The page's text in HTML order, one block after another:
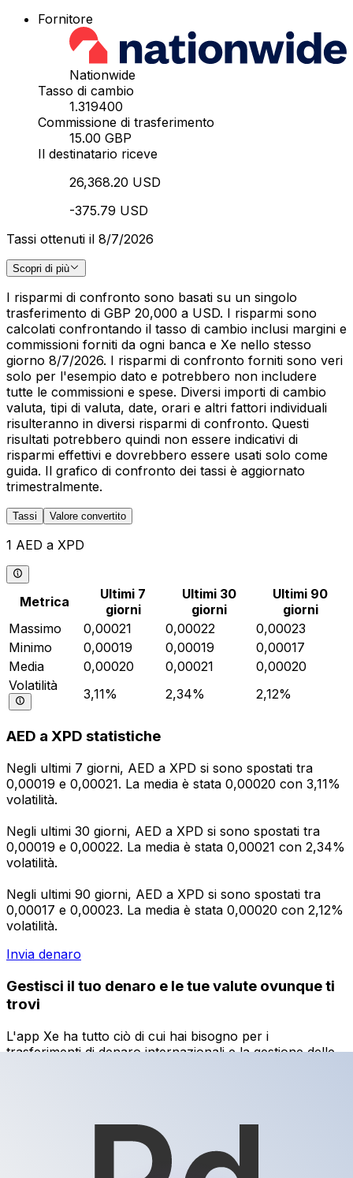
Fornitore
Nationwide
Tasso di cambio
1.319400
Commissione di trasferimento
15.00 GBP
Il destinatario riceve
26,368.20 USD
-375.79 USD
Tassi ottenuti il 8/7/2026
Scopri di più
I risparmi di confronto sono basati su un singolo
trasferimento di GBP 20,000 a USD. I risparmi sono
calcolati confrontando il tasso di cambio inclusi margini e
commissioni forniti da ogni banca e Xe nello stesso
giorno 8/7/2026. I risparmi di confronto forniti sono veri
solo per l'esempio dato e potrebbero non includere
tutte le commissioni e spese. Diversi importi di cambio
valuta, tipi di valuta, date, orari e altri fattori individuali
risulteranno in diversi risparmi di confronto. Questi
risultati potrebbero quindi non essere indicativi di
risparmi effettivi e dovrebbero essere usati solo come
guida. Il grafico di confronto dei tassi è aggiornato
trimestralmente.
Tassi Valore convertito
1 AED a XPD
Metrica
Ultimi 7
giorni
Ultimi 30
giorni
Ultimi 90
giorni
Massimo
0,00021 0,00022
0,00023
Minimo
0,00019 0,00019
0,00017
Media
0,00020 0,00021
0,00020
Volatilità
3,11% 2,34% 2,12%
AED a XPD statistiche
Negli ultimi 7 giorni, AED a XPD si sono spostati tra
0,00019 e 0,00021. La media è stata 0,00020 con 3,11%
volatilità.
Negli ultimi 30 giorni, AED a XPD si sono spostati tra
0,00019 e 0,00022. La media è stata 0,00021 con 2,34%
volatilità.
Negli ultimi 90 giorni, AED a XPD si sono spostati tra
0,00017 e 0,00023. La media è stata 0,00020 con 2,12%
volatilità.
Invia denaro
Gestisci il tuo denaro e le tue valute ovunque ti
trovi
L'app Xe ha tutto ciò di cui hai bisogno per i
trasferimenti di denaro internazionali e la gestione delle